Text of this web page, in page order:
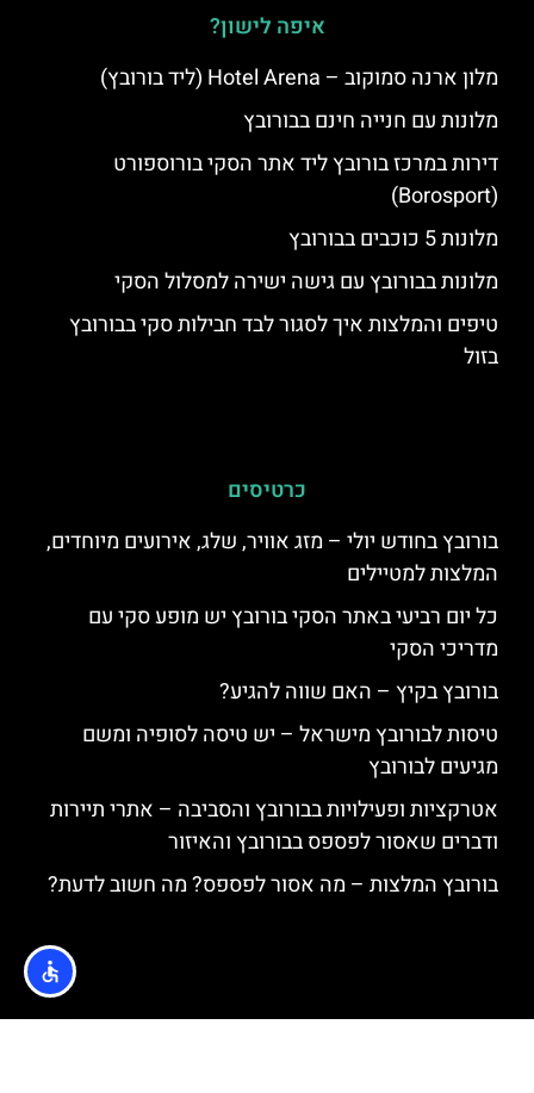
איפה לישון?
מלון ארנה סמוקוב – Hotel Arena (ליד בורובץ)
מלונות עם חנייה חינם בבורובץ
דירות במרכז בורובץ ליד אתר הסקי בורוספורט
(Borosport)
מלונות 5 כוכבים בבורובץ
מלונות בבורובץ עם גישה ישירה למסלול הסקי
טיפים והמלצות איך לסגור לבד חבילות סקי בבורובץ
בזול
כרטיסים
בורובץ בחודש יולי – מזג אוויר, שלג, אירועים מיוחדים,
המלצות למטיילים
כל יום רביעי באתר הסקי בורובץ יש מופע סקי עם
מדריכי הסקי
בורובץ בקיץ – האם שווה להגיע?
טיסות לבורובץ מישראל – יש טיסה לסופיה ומשם
מגיעים לבורובץ
אטרקציות ופעילויות בבורובץ והסביבה – אתרי תיירות
ודברים שאסור לפספס בבורובץ והאיזור
בורובץ המלצות – מה אסור לפספס? מה חשוב לדעת?